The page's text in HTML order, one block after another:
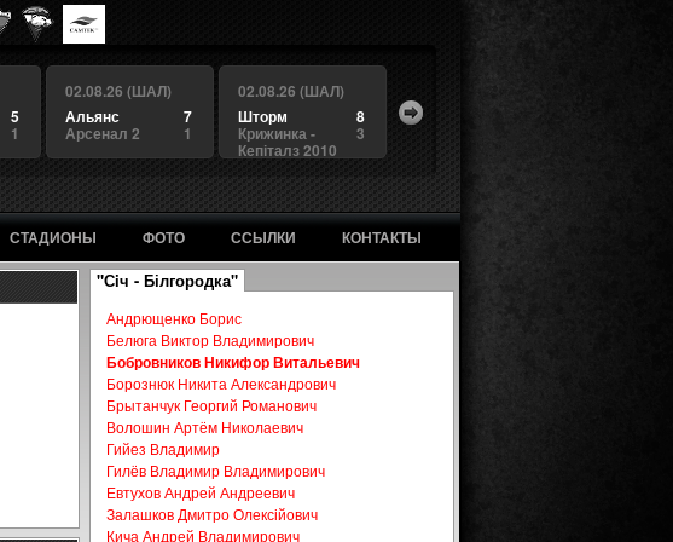
5
1
02.08.26 (ШАЛ)
7
Альянс
1
Арсенал 2
02.08.26 (ШАЛ)
8
Шторм
3
Крижинка -
Кепіталз 2010
СТАДИОНЫ ФОТО ССЫЛКИ КОНТАКТЫ
"Сiч - Білгородка"
Андрющенко Борис
Белюга Виктор Владимирович
Бобровников Никифор Витальевич
Борознюк Никита Александрович
Брытанчук Георгий Романович
Волошин Артём Николаевич
Гийез Владимир
Гилёв Владимир Владимирович
Евтухов Андрей Андреевич
Залашков Дмитро Олексійович
Кича Андрей Владимирович